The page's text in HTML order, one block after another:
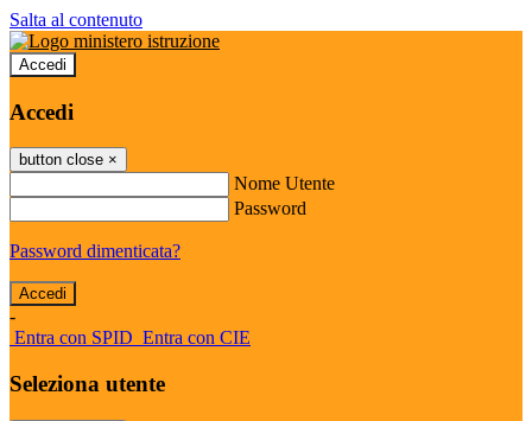
Salta al contenuto
Accedi
Accedi
button close ×
Nome Utente
Password
Password dimenticata?
-
Entra con SPID Entra con CIE
Seleziona utente